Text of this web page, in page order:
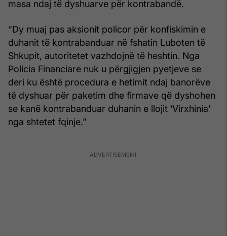
masa ndaj të dyshuarve për kontrabandë.
“Dy muaj pas aksionit policor për konfiskimin e
duhanit të kontrabanduar në fshatin Luboten të
Shkupit, autoritetet vazhdojnë të heshtin. Nga
Policia Financiare nuk u përgjigjen pyetjeve se
deri ku është procedura e hetimit ndaj banorëve
të dyshuar për paketim dhe firmave që dyshohen
se kanë kontrabanduar duhanin e llojit ‘Virxhinia’
nga shtetet fqinje.”